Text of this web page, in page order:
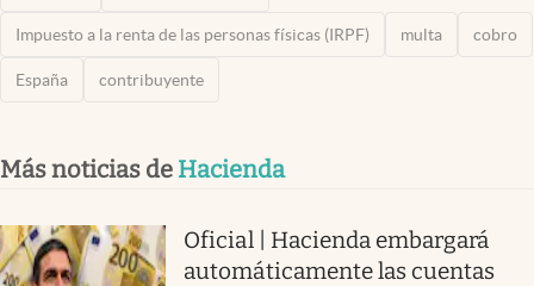
Impuesto a la renta de las personas físicas (IRPF) multa cobro
España contribuyente
Más noticias de Hacienda
Oficial | Hacienda embargará
automáticamente las cuentas